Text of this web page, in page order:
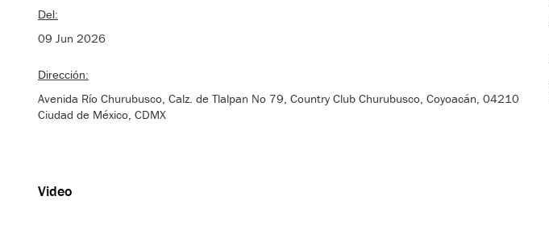
Del:
09 Jun 2026
Dirección:
Avenida Río Churubusco, Calz. de Tlalpan No 79, Country Club Churubusco, Coyoacán, 04210
Ciudad de México, CDMX
Video